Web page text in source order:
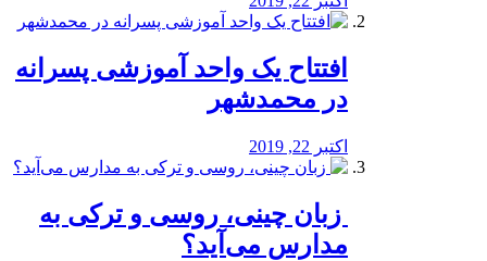
افتتاح یک واحد آموزشی پسرانه
در محمدشهر
اکتبر 22, 2019
️ زبان چینی، روسی و ترکی به
مدارس می‌آید؟